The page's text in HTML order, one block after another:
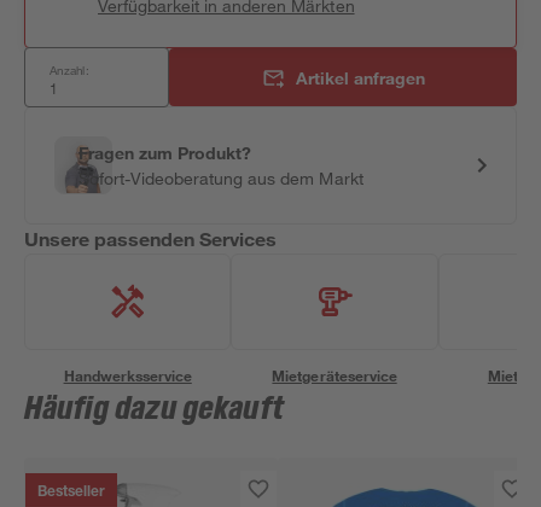
Verfügbarkeit in anderen Märkten
Anzahl: Artikel anfragen
Fragen zum Produkt?
Sofort-Videoberatung aus dem Markt
Unsere passenden Services
Handwerksservice Mietgeräteservice
Häufig dazu gekauft
Bestseller